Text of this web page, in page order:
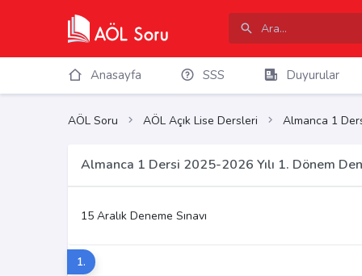
Anasayfa SSS Duyurular
AÖL Soru AÖL Açık Lise Dersleri Almanca 1
Almanca 1 Dersi 2025-2026 Yılı 1. Dönem
15 Aralık Deneme Sınavı
1.